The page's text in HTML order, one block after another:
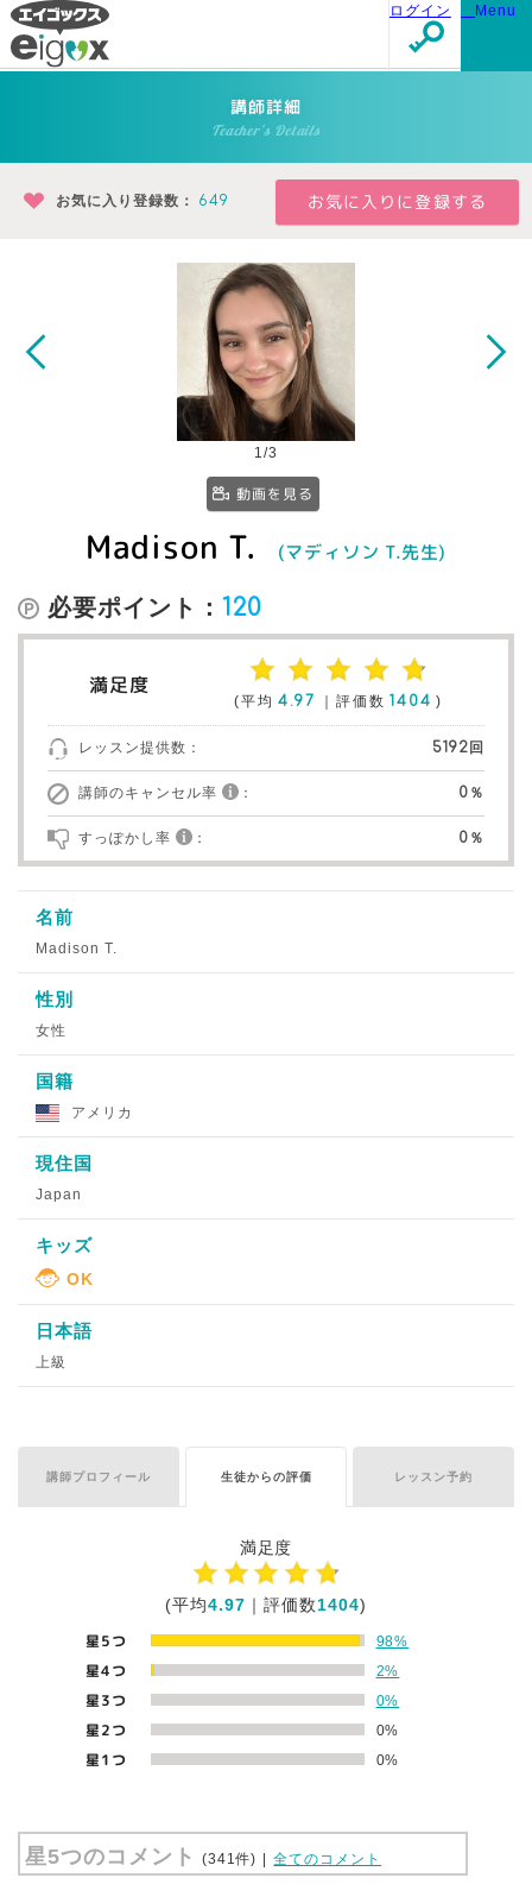
Menu
ログイン
講師詳細
Teacher's Details
1/3
動画を見る
Madison T. (マディソン T.先生)
必要ポイント： 120
満足度
(平均 4.97 ｜評価数 1404 )
レッスン提供数： 5192回
講師のキャンセル率 ： 0％
すっぽかし率 ： 0％
お気に入り登録数： 649
名前
Madison T.
性別
女性
国籍
アメリカ
現住国
Japan
キッズ
日本語
上級
講師プロフィール 生徒からの評価 レッスン予約
満足度
(平均4.97 ｜評価数1404)
星5つ 98%
星4つ 2%
星3つ 0%
星2つ 0%
星1つ 0%
星5つのコメント (341件) 全てのコメント